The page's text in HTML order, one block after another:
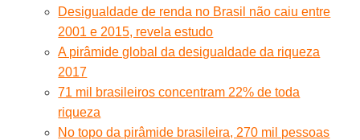
Desigualdade de renda no Brasil não caiu entre
2001 e 2015, revela estudo
A pirâmide global da desigualdade da riqueza
2017
71 mil brasileiros concentram 22% de toda
riqueza
No topo da pirâmide brasileira, 270 mil pessoas